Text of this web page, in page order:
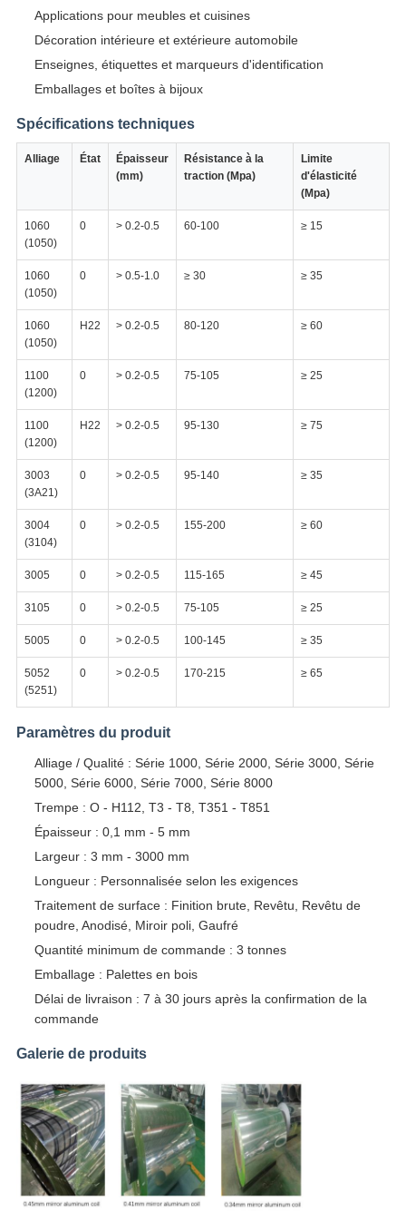
Applications pour meubles et cuisines
Décoration intérieure et extérieure automobile
Enseignes, étiquettes et marqueurs d'identification
Emballages et boîtes à bijoux
Spécifications techniques
Alliage État
Épaisseur
(mm)
Résistance à la
traction (Mpa)
Limite
d'élasticité
(Mpa)
1060
(1050)
0 > 0.2-0.5 60-100 ≥ 15
1060
(1050)
0 > 0.5-1.0 ≥ 30 ≥ 35
1060
(1050)
H22 > 0.2-0.5 80-120 ≥ 60
1100
(1200)
0 > 0.2-0.5 75-105 ≥ 25
1100
(1200)
H22 > 0.2-0.5 95-130 ≥ 75
3003
(3A21)
0 > 0.2-0.5 95-140 ≥ 35
3004
(3104)
0 > 0.2-0.5 155-200 ≥ 60
3005 0 > 0.2-0.5 115-165 ≥ 45
3105 0 > 0.2-0.5 75-105 ≥ 25
5005 0 > 0.2-0.5 100-145 ≥ 35
5052
(5251)
0 > 0.2-0.5 170-215 ≥ 65
Paramètres du produit
Alliage / Qualité : Série 1000, Série 2000, Série 3000, Série
5000, Série 6000, Série 7000, Série 8000
Trempe : O - H112, T3 - T8, T351 - T851
Épaisseur : 0,1 mm - 5 mm
Largeur : 3 mm - 3000 mm
Longueur : Personnalisée selon les exigences
Traitement de surface : Finition brute, Revêtu, Revêtu de
poudre, Anodisé, Miroir poli, Gaufré
Quantité minimum de commande : 3 tonnes
Emballage : Palettes en bois
Délai de livraison : 7 à 30 jours après la confirmation de la
commande
Galerie de produits